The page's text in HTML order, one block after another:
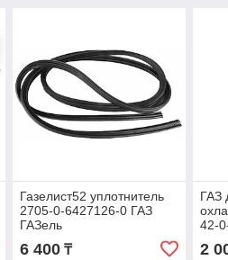
Газелист52 уплотнитель
2705-0-6427126-0 ГАЗ
ГАЗель
6 400₸
ГАЗ
42-
2